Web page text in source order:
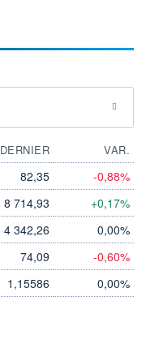
DERNIER
VAR.
82,35 -0,88%
8 714,93 +0,17%
4 342,26 0,00%
74,09 -0,60%
1,15586 0,00%